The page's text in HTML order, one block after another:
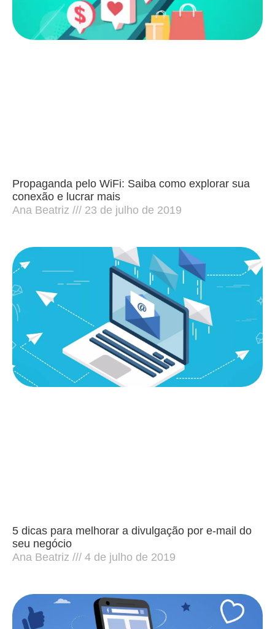
Propaganda pelo WiFi: Saiba como explorar sua
conexão e lucrar mais
Ana Beatriz
23 de julho de 2019
5 dicas para melhorar a divulgação por e-mail do
seu negócio
Ana Beatriz
4 de julho de 2019